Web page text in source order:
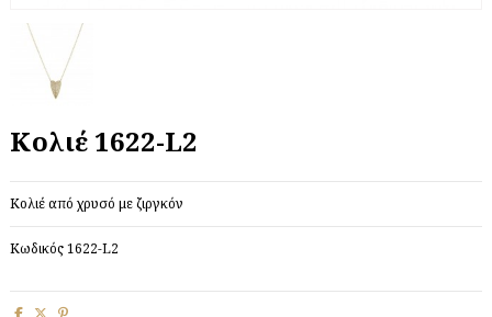
Κολιέ 1622-L2
Κολιέ από χρυσό με ζιργκόν
Κωδικός1622-L2